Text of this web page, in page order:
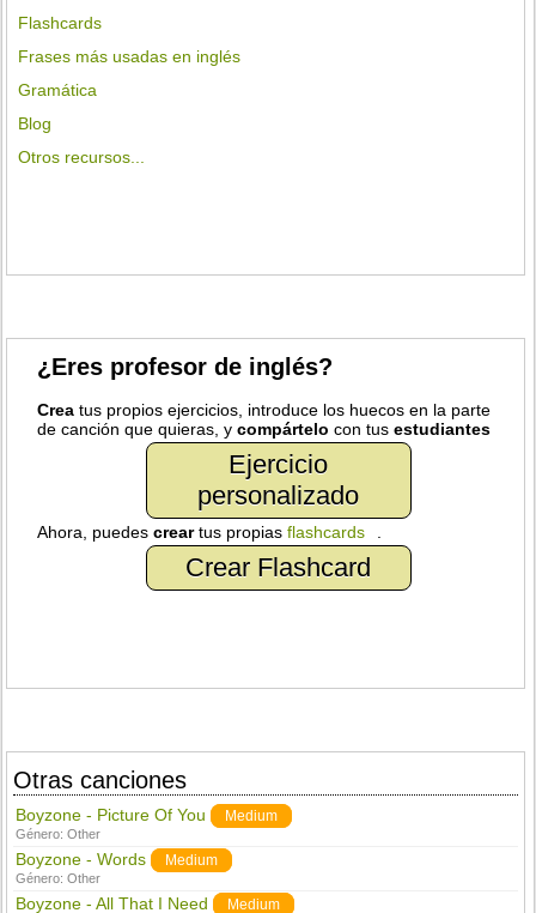
Flashcards
Frases más usadas en inglés
Gramática
Blog
Otros recursos...
¿Eres profesor de inglés?
Crea tus propios ejercicios, introduce los huecos en la parte
de canción que quieras, ycompártelo con tusestudiantes
Ejercicio
personalizado
Ahora, puedescreartus propiasflashcards
Crear Flashcard
Otras canciones
Boyzone - Picture Of You Medium
Género:Other
Boyzone - Words Medium
Género:Other
Boyzone - All That I Need Medium